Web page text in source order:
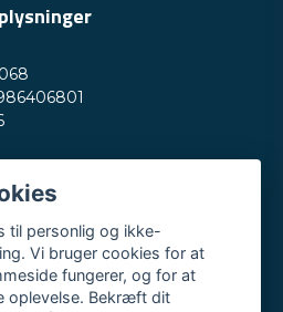
til personlig og ikke-
Vi bruger cookies for at
fungerer, og for at
oplevelse. Bekræft dit